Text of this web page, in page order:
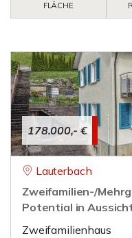
FLÄCHE
178.000,- €
Lauterbach
Zweifamilien-/
Potential in
Zweifamilienhaus